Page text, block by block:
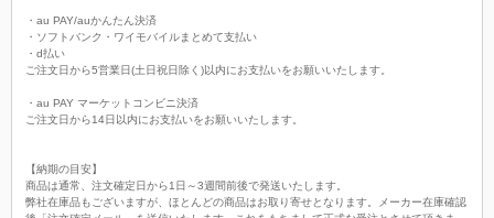
・au PAY/auかんたん決済
・ソフトバンク・ワイモバイルまとめて支払い
・d払い
ご注文日から5営業日(土日祝日除く)以内にお支払いをお願いいたします。
・au PAY マーケットコンビニ決済
ご注文日から14日以内にお支払いをお願いいたします。
【納期の目安】
商品は通常、注文確定日から1日～3週間前後で発送いたします。
弊社在庫品もございますが、ほとんどの商品はお取り寄せとなります。メーカー在庫確認